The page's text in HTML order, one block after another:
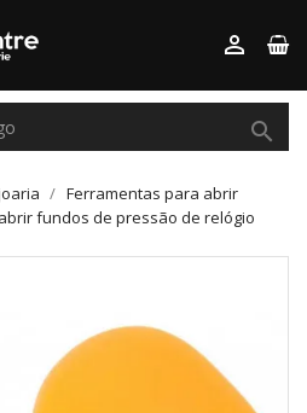


Ferramentas para abrir
fundos de pressão de relógio